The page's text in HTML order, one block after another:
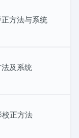
方法与系统
及系统
正方法